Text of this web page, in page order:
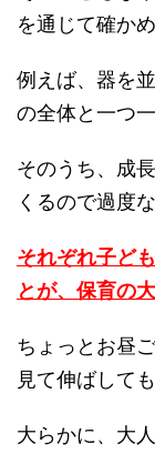
を通じて確か
例えば、器を
の全体と一つ
そのうち、成
くるので過度
それぞれ子ど
とが、保育の
ちょっとお昼
見て伸ばして
大らかに、大